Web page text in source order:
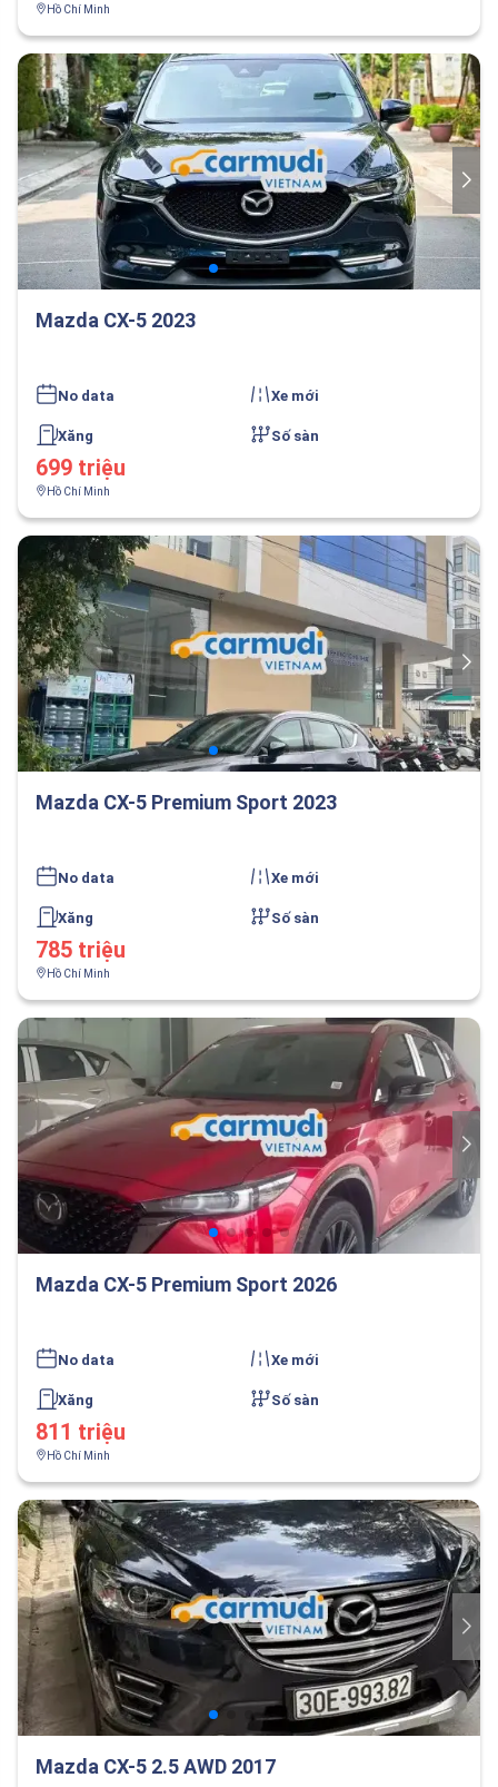
Hồ Chí Minh
Mazda CX-5 2023
No data Xe mới
Xăng Số sàn
699 triệu
Hồ Chí Minh
Mazda CX-5 Premium Sport 2023
No data Xe mới
Xăng Số sàn
785 triệu
Hồ Chí Minh
Mazda CX-5 Premium Sport 2026
No data Xe mới
Xăng Số sàn
811 triệu
Hồ Chí Minh
Mazda CX-5 2.5 AWD 2017